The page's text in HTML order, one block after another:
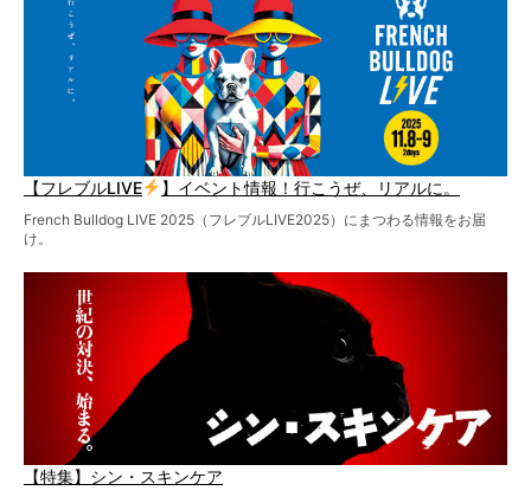
【フレブルLIVE 】イベント情報！行こうぜ、リアルに。
French Bulldog LIVE 2025（フレブルLIVE2025）にまつわる情報をお届
け。
【特集】シン・スキンケア